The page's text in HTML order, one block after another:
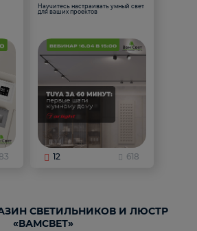
Научитесь настраивать умный свет
для ваших проектов
12 618
СВЕТИЛЬНИКОВ И ЛЮСТР
«ВАМСВЕТ»